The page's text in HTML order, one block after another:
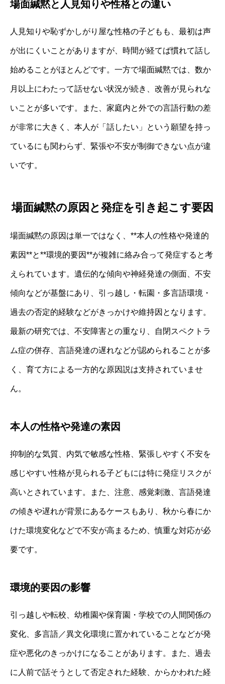
場面緘黙と人見知りや性格との違い
人見知りや恥ずかしがり屋な性格の子どもも、最初は声
が出にくいことがありますが、時間が経てば慣れて話し
始めることがほとんどです。一方で場面緘黙では、数か
月以上にわたって話せない状況が続き、改善が見られな
いことが多いです。また、家庭内と外での言語行動の差
が非常に大きく、本人が「話したい」という願望を持っ
ているにも関わらず、緊張や不安が制御できない点が違
いです。
場面緘黙の原因と発症を引き起こす要因
場面緘黙の原因は単一ではなく、**本人の性格や発達的
素因**と**環境的要因**が複雑に絡み合って発症すると考
えられています。遺伝的な傾向や神経発達の側面、不安
傾向などが基盤にあり、引っ越し・転園・多言語環境・
過去の否定的経験などがきっかけや維持因となります。
最新の研究では、不安障害との重なり、自閉スペクトラ
ム症の併存、言語発達の遅れなどが認められることが多
く、育て方による一方的な原因説は支持されていませ
ん。
本人の性格や発達の素因
抑制的な気質、内気で敏感な性格、緊張しやすく不安を
感じやすい性格が見られる子どもには特に発症リスクが
高いとされています。また、注意、感覚刺激、言語発達
の傾きや遅れが背景にあるケースもあり、秋から春にか
けた環境変化などで不安が高まるため、慎重な対応が必
要です。
環境的要因の影響
引っ越しや転校、幼稚園や保育園・学校での人間関係の
変化、多言語／異文化環境に置かれていることなどが発
症や悪化のきっかけになることがあります。また、過去
に人前で話そうとして否定された経験、からかわれた経